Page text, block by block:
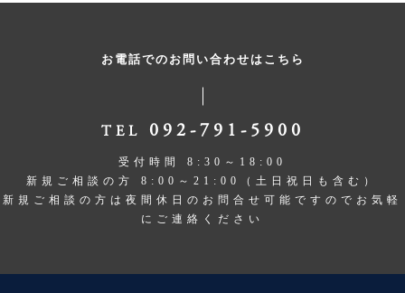
お電話でのお問い合わせはこちら
TEL 092-791-5900
受付時間 8:30～18:00
新規ご相談の方 8:00～21:00（土日祝日も含む）
新規ご相談の方は夜間休日のお問合せ可能ですのでお気軽
にご連絡ください